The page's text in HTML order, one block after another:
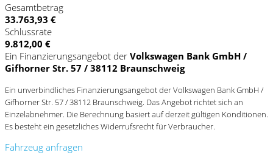
Gesamtbetrag
33.763,93 €
Schlussrate
9.812,00 €
Ein Finanzierungsangebot der Volkswagen Bank GmbH /
Gifhorner Str. 57 / 38112 Braunschweig
Ein unverbindliches Finanzierungsangebot der Volkswagen Bank GmbH /
Gifhorner Str. 57 / 38112 Braunschweig. Das Angebot richtet sich an
Einzelabnehmer. Die Berechnung basiert auf derzeit gültigen Konditionen.
Es besteht ein gesetzliches Widerrufsrecht für Verbraucher.
Fahrzeug anfragen